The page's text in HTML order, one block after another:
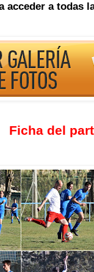
acceder a todas
Ficha del